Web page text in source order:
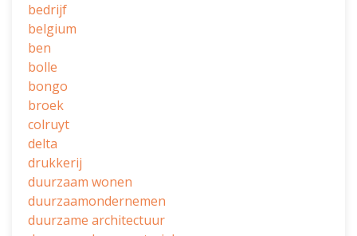
bedrijf
belgium
ben
bolle
bongo
broek
colruyt
delta
drukkerij
duurzaam wonen
duurzaamondernemen
duurzame architectuur